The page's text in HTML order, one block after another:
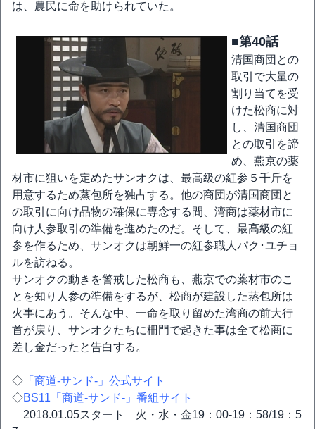
は、農民に命を助けられていた。
■第40話
清国商団との
取引で大量の
割り当てを受
けた松商に対
し、清国商団
との取引を諦
め、燕京の薬
材市に狙いを定めたサンオクは、最高級の紅参５千斤を
用意するため蒸包所を独占する。他の商団が清国商団と
の取引に向け品物の確保に専念する間、湾商は薬材市に
向け人参取引の準備を進めたのだ。そして、最高級の紅
参を作るため、サンオクは朝鮮一の紅参職人パク･ユチョ
ルを訪ねる。
サンオクの動きを警戒した松商も、燕京での薬材市のこ
とを知り人参の準備をするが、松商が建設した蒸包所は
火事にあう。そんな中、一命を取り留めた湾商の前大行
首が戻り、サンオクたちに柵門で起きた事は全て松商に
差し金だったと告白する。
◇ 「商道‐サンド‐」公式サイト
◇BS11「商道-サンド-」番組サイト
2018.01.05スタート 火・水・金19：00-19：58/19：5